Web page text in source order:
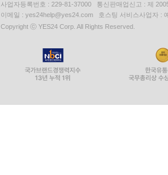
사업자등록번호 : 229-81-37000 통신판매업신고 : 제
이메일 : yes24help@yes24.com 호스팅 서비스사업자 :
Copyright ⓒ YES24 Corp. All Rights Reserved.